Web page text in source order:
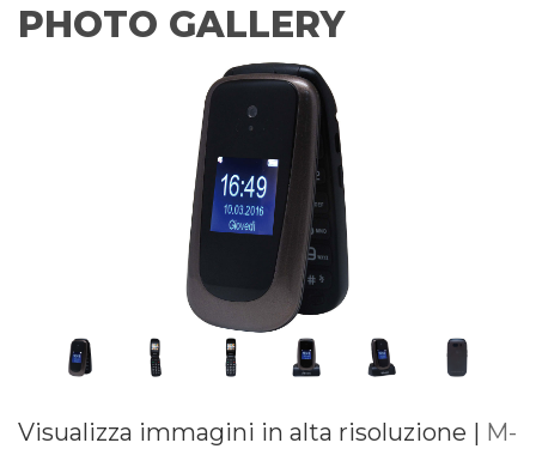
PHOTO GALLERY
Visualizza immagini in alta risoluzione | M-